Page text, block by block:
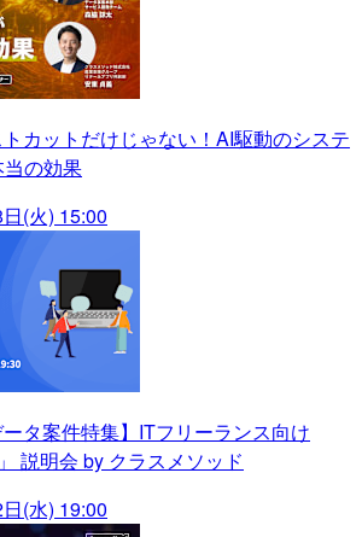
トカットだけじゃない！AI駆動のシステ
の効果
(火) 15:00
ータ案件特集】ITフリーランス向け
説明会 by クラスメソッド
(水) 19:00